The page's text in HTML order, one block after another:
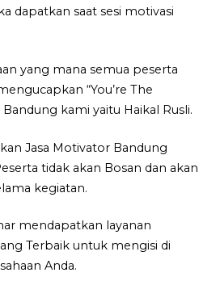
dapatkan saat sesi motivasi
yang mana semua peserta
“You’re The
kami yaitu Haikal Rusli.
Jasa Motivator Bandung
tidak akan Bosan dan akan
kegiatan.
mendapatkan layanan
Terbaik untuk mengisi di
Anda.